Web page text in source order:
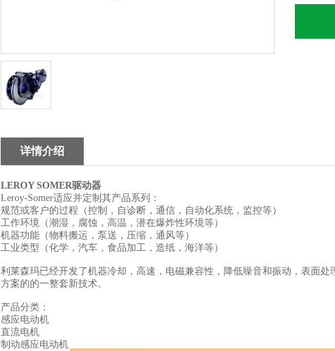
详情介绍
LEROY SOMER驱动器
Leroy-Somer适应并定制其产品系列：
规范或客户的过程（控制，自诊断，通信，自动化系统，监控等）
工作环境（潮湿，腐蚀，高温，潜在爆炸性环境等）
机器功能（物料搬运，泵送，压缩，通风等）
工业类型（化学，汽车，食品加工，造纸，海洋等）
利莱森玛已经开发了机器冷却，高速，电磁兼容性，降低噪音和振动，表面
方案的的一整套新技术。
产品分类：
感应电动机
直流电机
制动感应电动机